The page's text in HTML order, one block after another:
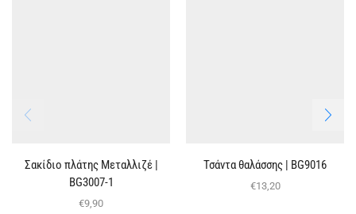
Σακίδιο πλάτης Μεταλλιζέ |
BG3007-1
€9,90
Τσάντα θαλάσσης | BG9016
€13,20